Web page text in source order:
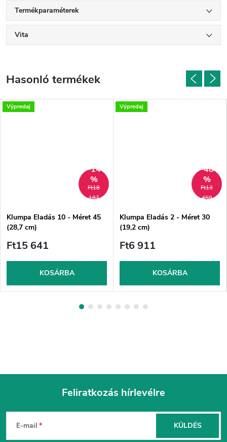
Termékparaméterek
Vita
Výpredaj
Ft18
187
–14
%
Klumpa Eladás 10 - Méret 45
(28,7 cm)
Ft15 641
KOSÁRBA
Výpredaj
Ft13
459
–48
%
Klumpa Eladás 2 - Méret 30
(19,2 cm)
Ft6 911
KOSÁRBA
Feliratkozás hírlevélre
E-mail KÜLDÉS